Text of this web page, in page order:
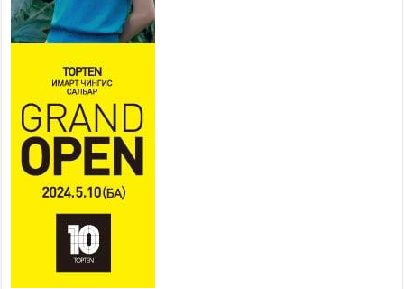
гардууллаа
2026 оны 7 сар 15 / 11 цаг 41 минут
иргэдэд тусламж, үйлчилгээ үзүүлж байна
2026 оны 7 сар 15 / 11 цаг 30 минут
Хүчит бөхийн барилдааны тавын даваа
үргэлжилж байна
2026 оны 7 сар 15 / 11 цаг 26 минут
Төв цэнгэлдэх орчмын цэвэрлэгээ, үйлчилгээнд
161 ажилтан, 27 техниктэй ажиллаж байна
2026 оны 7 сар 15 / 11 цаг 22 минут
Наадмын амралтын өдрүүдэд нийслэлийн эрүүл
мэндийн байгууллагууд дараах хуваарийн дагуу
ажиллана